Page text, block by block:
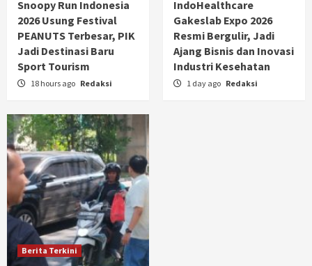
Snoopy Run Indonesia
2026 Usung Festival
PEANUTS Terbesar, PIK
Jadi Destinasi Baru
Sport Tourism
18 hours ago Redaksi
IndoHealthcare
Gakeslab Expo 2026
Resmi Bergulir, Jadi
Ajang Bisnis dan Inovasi
Industri Kesehatan
1 day ago Redaksi
Berita Terkini